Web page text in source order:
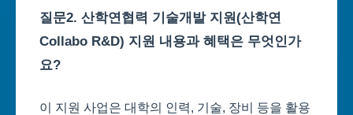
질문2. 산학연협력 기술개발 지원(산학연
Collabo R&D) 지원 내용과 혜택은 무엇인가
요?
이 지원 사업은 대학의 인력, 기술, 장비 등을 활용